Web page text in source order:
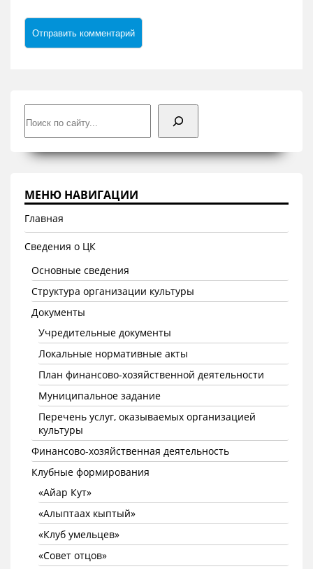
МЕНЮ НАВИГАЦИИ
Главная
Сведения о ЦК
Основные сведения
Структура организации культуры
Документы
Учредительные документы
Локальные нормативные акты
План финансово-хозяйственной деятельности
Муниципальное задание
Перечень услуг, оказываемых организацией
культуры
Финансово-хозяйственная деятельность
Клубные формирования
«Айар Кут»
«Алыптаах кыптый»
«Клуб умельцев»
«Совет отцов»